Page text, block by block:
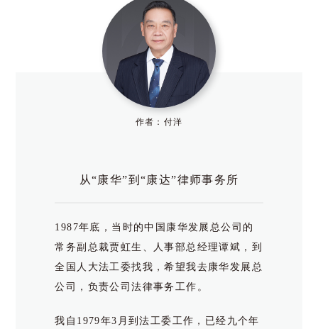
回忆与康达所的二、三事
海口分所建所以来趣味二三事
悠悠往事——康达三十年点滴小事
院里的菠萝蜜
康达培育我成长
康达初期的客户和大案
作者：付洋
从“康华”到“康达”律师事务所
1987年底，当时的中国康华发展总公司的
常务副总裁贾虹生、人事部总经理谭斌，到
全国人大法工委找我，希望我去康华发展总
公司，负责公司法律事务工作。
我自1979年3月到法工委工作，已经九个年